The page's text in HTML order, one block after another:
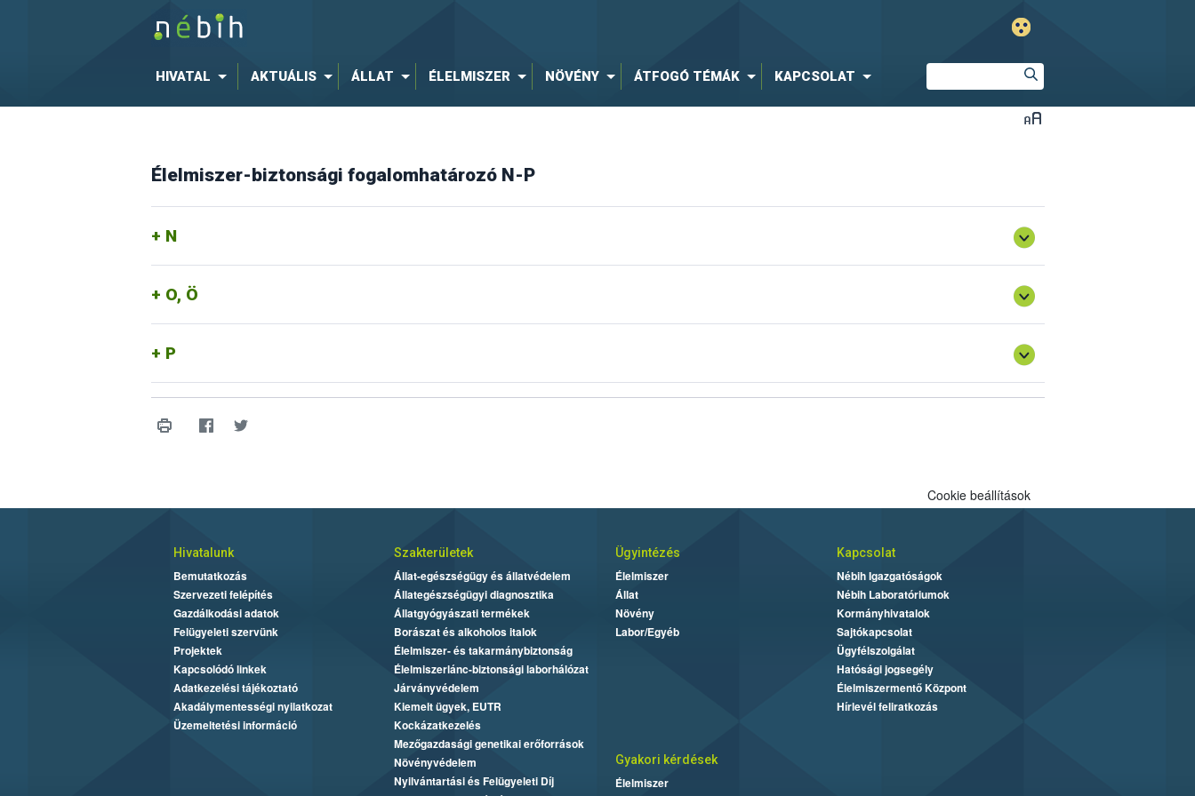
HIVATAL AKTUÁLIS ÁLLAT ÉLELMISZER NÖVÉNY ÁTFOGÓ TÉMÁK KAPCSOLAT
Élelmiszer-biztonsági fogalomhatározó N-P
N
O, Ö
P
Cookie beállítások
Hivatalunk
Bemutatkozás
Szervezeti felépítés
Gazdálkodási adatok
Felügyeleti szervünk
Projektek
Kapcsolódó linkek
Adatkezelési tájékoztató
Akadálymentességi nyilatkozat
Üzemeltetési információ
Szakterületek
Állat-egészségügy és állatvédelem
Állategészségügyi diagnosztika
Állatgyógyászati termékek
Borászat és alkoholos italok
Élelmiszer- és takarmánybiztonság
Élelmiszerlánc-biztonsági laborhálózat
Járványvédelem
Kiemelt ügyek, EUTR
Kockázatkezelés
Mezőgazdasági genetikai erőforrások
Növényvédelem
Nyilvántartási és Felügyeleti Díj
Ügyintézés
Élelmiszer
Állat
Növény
Labor/Egyéb
Kapcsolat
Nébih Igazgatóságok
Nébih Laboratóriumok
Kormányhivatalok
Sajtókapcsolat
Ügyfélszolgálat
Hatósági jogsegély
Élelmiszermentő Központ
Hírlevél feliratkozás
Gyakori kérdések
Élelmiszer